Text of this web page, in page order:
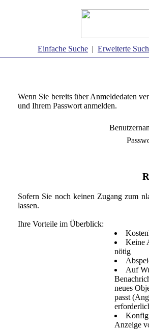
Einfache Suche | Erweiterte
Wenn Sie bereits über Anmeldedaten
und Ihrem Passwort anmelden.
Sofern Sie noch keinen Zugang zum
lassen.
Ihre Vorteile im Überblick:
Keine
nötig
Auf
neues
passt
Anzeige